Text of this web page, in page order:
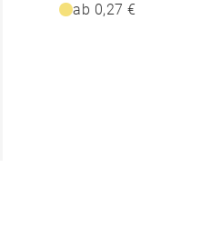
ab 0,27 €